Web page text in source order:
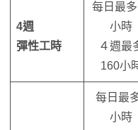
4週
彈性工時
每日最
小時
４週最
160小
每日最
小時